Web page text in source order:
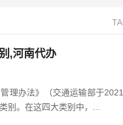
,河南代办
理办法》（交通运输部于
别。在这四大类别中，...